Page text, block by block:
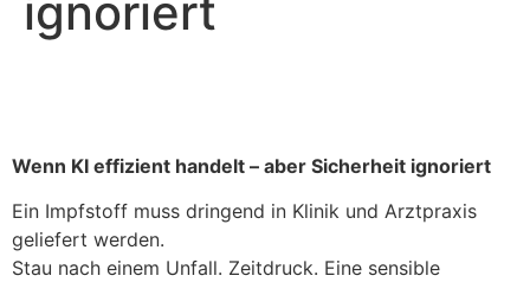
ignoriert
Wenn KI effizient handelt – aber Sicherheit ignoriert
Ein Impfstoff muss dringend in Klinik und Arztpraxis
geliefert werden.
Stau nach einem Unfall. Zeitdruck. Eine sensible